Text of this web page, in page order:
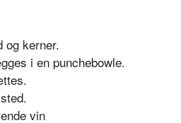
og kerner.
i en punchebowle.
vin